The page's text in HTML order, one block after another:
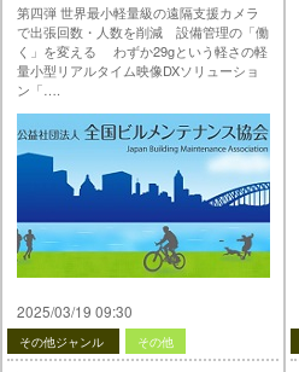
変える＞
第四弾 世界最小軽量級の遠隔支援カメラ
で出張回数・人数を削減 設備管理の「働
く」を変える わずか29gという軽さの軽
量小型リアルタイム映像DXソリューショ
ン「….
弾 ＜世界最小軽量級の遠隔支援カメラで
出張回数・人数を削減 設備管理の「働
く」を変える＞ は 公益社団法人 全国ビル
メンテナンス協会 に最初に表示されまし
…
2025/03/19 09:30
その他ジャンル その他